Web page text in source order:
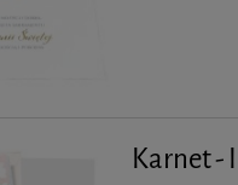
Karnet -